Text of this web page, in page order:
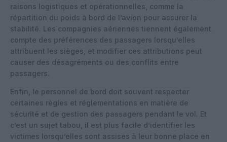
raisons logistiques et opérationnelles, comme la
répartition du poids à bord de l’avion pour assurer la
stabilité. Les compagnies aériennes tiennent également
compte des préférences des passagers lorsqu’elles
attribuent les sièges, et modifier ces attributions peut
causer des désagréments ou des conflits entre
passagers.
Enfin, le personnel de bord doit souvent respecter
certaines règles et réglementations en matière de
sécurité et de gestion des passagers pendant le vol. Et
c’est un sujet tabou, il est plus facile d’identifier les
victimes lorsqu’elles sont assises à leur bonne place en